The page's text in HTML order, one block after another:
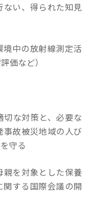
い、得られた知見
境中の放射線測定活
価など）
な対策と、必要な
故被災地域の人び
守る
親を対象とした保養
する国際会議の開